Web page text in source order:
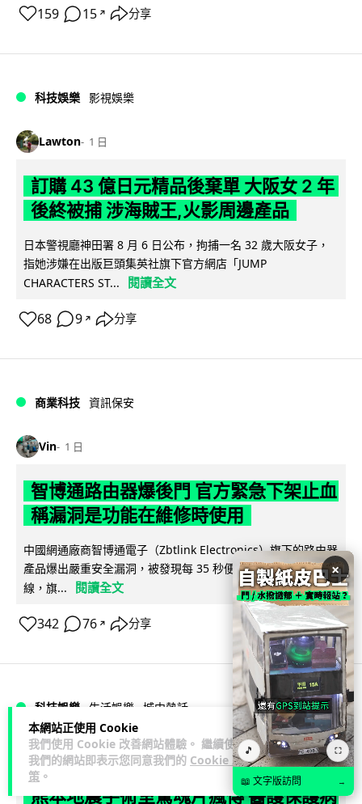
本網站正使用 Cookie
我們使用 Cookie 改善網站體驗。 繼續使用
我們的網站即表示您同意我們的 Cookie 政
策 。
159 15 ↗ 分享
科技娛樂 影視娛樂
Lawton 1 日
訂購 43 億日元精品後棄單 大阪女 2 年
後終被捕 涉海賊王,火影周邊產品
日本警視廳神田署 8 月 6 日公布，拘捕一名 32 歲大阪女子，
指她涉嫌在出版巨頭集英社旗下官方網店「JUMP
CHARACTERS ST...
閱讀全文
68 9 ↗ 分享
商業科技 資訊保安
Vin 1 日
智博通路由器爆後門 官方緊急下架止血
稱漏洞是功能在維修時使用
中國網通廠商智博通電子（Zbtlink Electronics）旗下的路由器
產品爆出嚴重安全漏洞，被發現每 35 秒便會與中國伺服器連
線，旗...
閱讀全文
342 76 ↗ 分享
科技娛樂 生活娛樂 城中熱話
Lawton 1 日
熊本地震手術室驚魂片瘋傳 醫護保護病
×
🎵 ⛶
📖 文字版訪問 →